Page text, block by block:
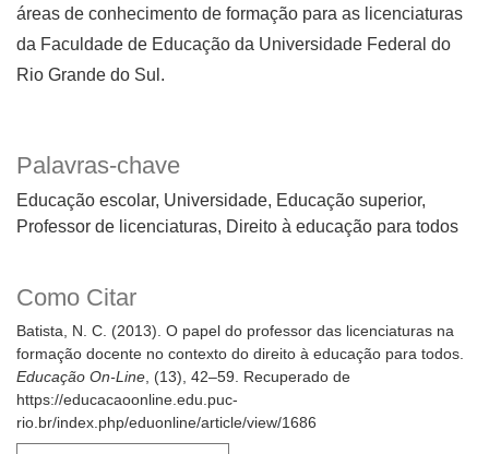
Palavras-chave
Educação escolar Universidade Educação superior
Professor de licenciaturas Direito à educação para todos
Como Citar
Batista, N. C. (2013). O papel do professor das licenciaturas na
formação docente no contexto do direito à educação para todos.
Educação On-Line, (13), 42–59. Recuperado de
https://educacaoonline.edu.puc-
rio.br/index.php/eduonline/article/view/1686
áreas de conhecimento de formação para as licenciaturas
da Faculdade de Educação da Universidade Federal do
Rio Grande do Sul.